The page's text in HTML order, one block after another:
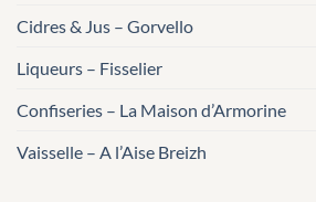
Cidres & Jus – Gorvello
Liqueurs – Fisselier
Confiseries – La Maison d’Armorine
Vaisselle – A l’Aise Breizh